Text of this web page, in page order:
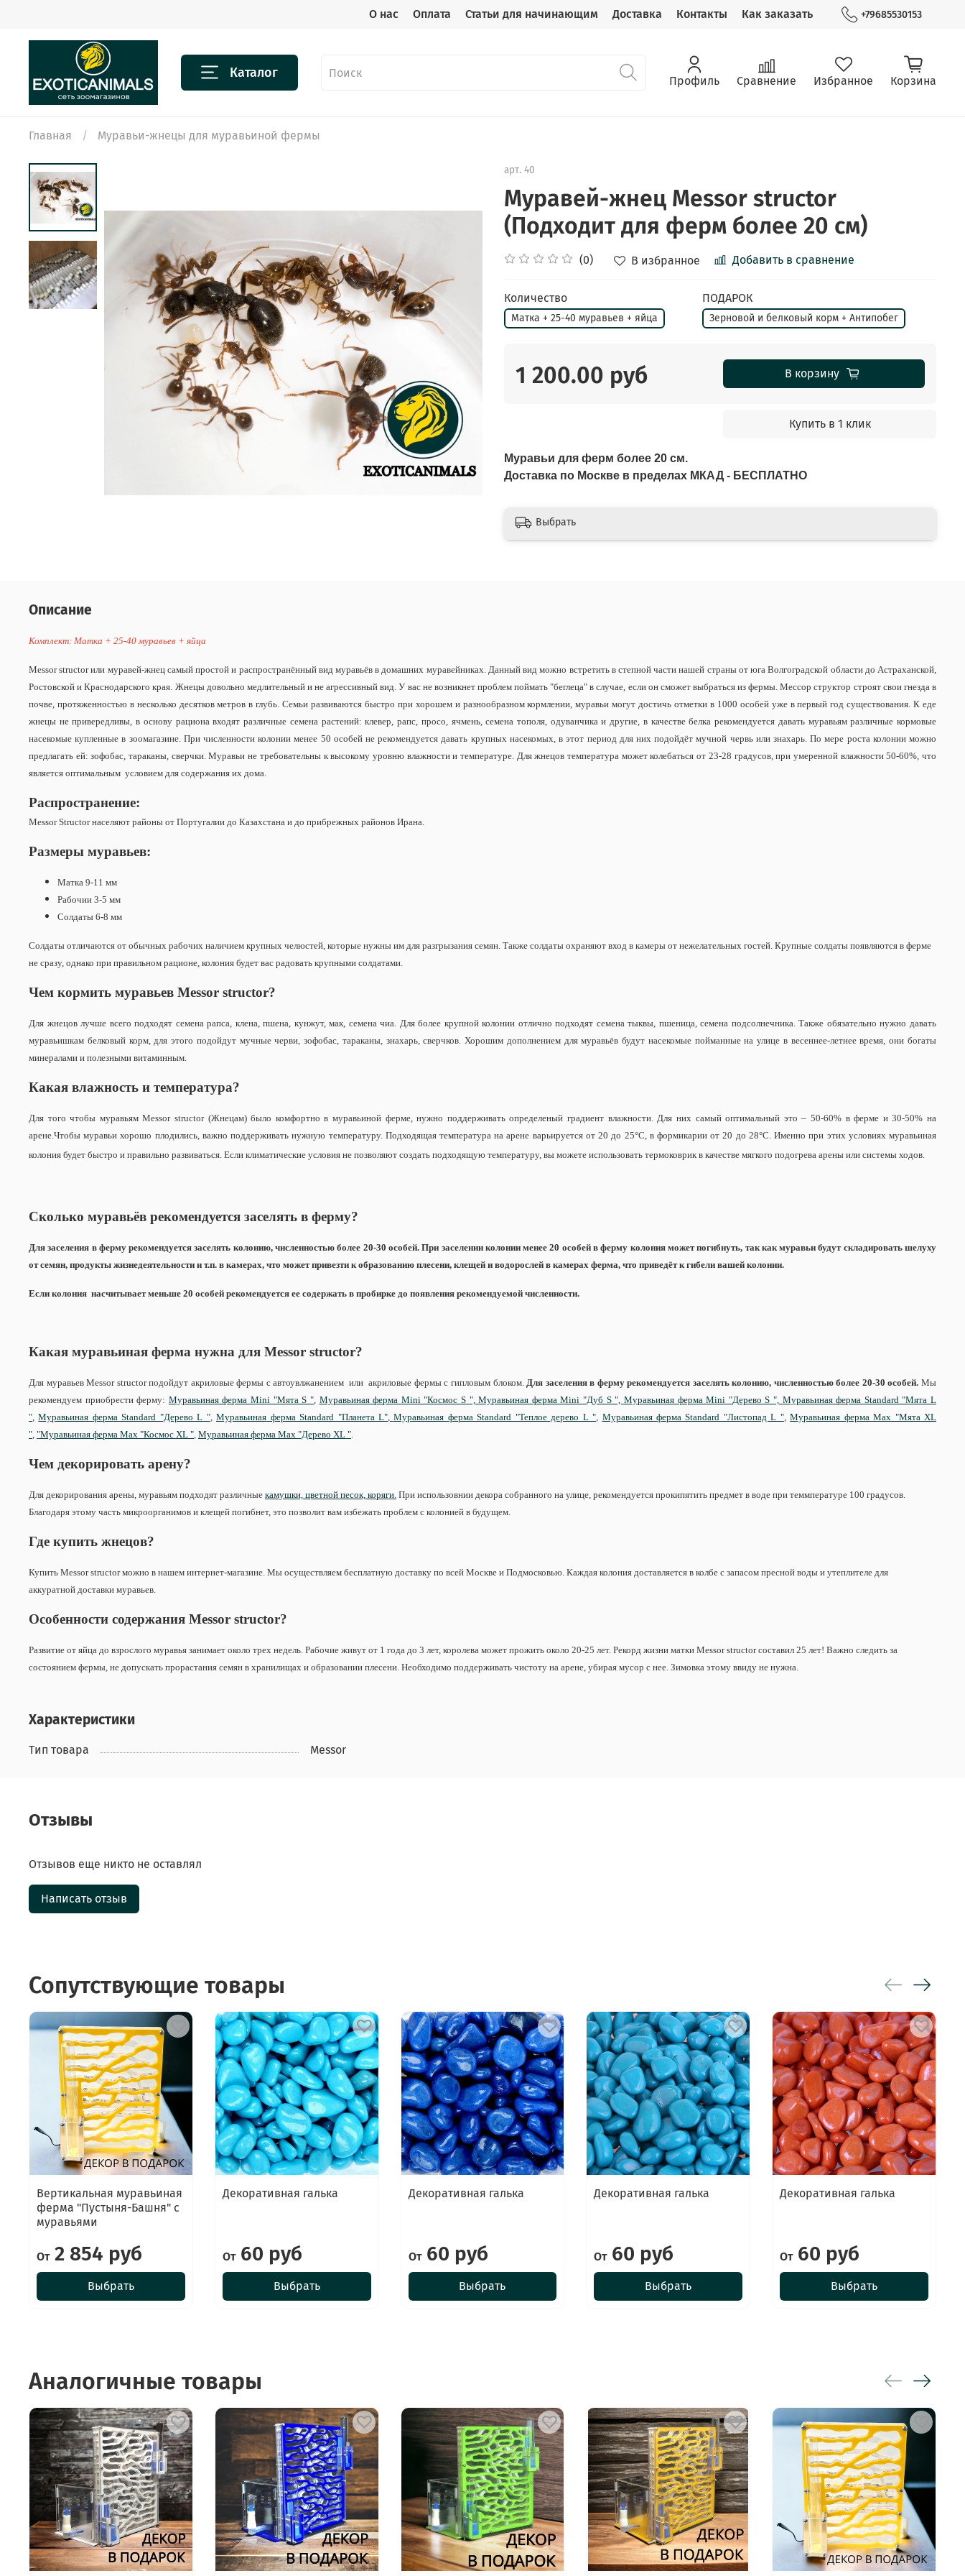
О нас Оплата Статьи для начинающим Доставка Контакты Как заказать +79685530153
Каталог Профиль Сравнение Избранное Корзина
Главная Муравьи-жнецы для муравьиной фермы
арт. 40
Муравей-жнец Messor structor
(Подходит для ферм более 20 см)
(0) В избранное Добавить в сравнение
Количество
Матка + 25-40 муравьев + яйца
ПОДАРОК
Зерновой и белковый корм + Антипобег
1 200.00 руб В корзину
Купить в 1 клик
Муравьи для ферм более 20 см.
Доставка по Москве в пределах МКАД - БЕСПЛАТНО
Выбрать
Описание
Комплект: Матка + 25-40 муравьев + яйца
Messor structor или муравей-жнец самый простой и распространённый вид муравьёв в домашних муравейниках. Данный вид можно встретить в степной части нашей страны от юга Волгоградской области до Астраханской,
Ростовской и Краснодарского края. Жнецы довольно медлительный и не агрессивный вид. У вас не возникнет проблем поймать "беглеца" в случае, если он сможет выбраться из фермы. Мессор структор строят свои гнезда в
почве, протяженностью в несколько десятков метров в глубь. Семьи развиваются быстро при хорошем и разнообразном кормлении, муравьи могут достичь отметки в 1000 особей уже в первый год существования. К еде
жнецы не привередливы, в основу рациона входят различные семена растений: клевер, рапс, просо, ячмень, семена тополя, одуванчика и другие, в качестве белка рекомендуется давать муравьям различные кормовые
насекомые купленные в зоомагазине. При численности колонии менее 50 особей не рекомендуется давать крупных насекомых, в этот период для них подойдёт мучной червь или знахарь. По мере роста колонии можно
предлагать ей: зофобас, тараканы, сверчки. Муравьи не требовательны к высокому уровню влажности и температуре. Для жнецов температура может колебаться от 23-28 градусов, при умеренной влажности 50-60%, что
является оптимальным условием для содержания их дома.
Распространение:
Messor Structor населяют районы от Португалии до Казахстана и до прибрежных районов Ирана.
Размеры муравьев:
Матка 9-11 мм
Рабочии 3-5 мм
Солдаты 6-8 мм
Солдаты отличаются от обычных рабочих наличием крупных челюстей, которые нужны им для разгрызания семян. Также солдаты охраняют вход в камеры от нежелательных гостей. Крупные солдаты появляются в ферме
не сразу, однако при правильном рационе, колония будет вас радовать крупными солдатами.
Чем кормить муравьев Messor structor?
Для жнецов лучше всего подходят семена рапса, клена, пшена, кунжут, мак, семена чиа. Для более крупной колонии отлично подходят семена тыквы, пшеница, семена подсолнечника. Также обязательно нужно давать
муравьишкам белковый корм, для этого подойдут мучные черви, зофобас, тараканы, знахарь, сверчков. Хорошим дополнением для муравьёв будут насекомые пойманные на улице в весеннее-летнее время, они богаты
минералами и полезными витаминным.
Какая влажность и температура?
Для того чтобы муравьям Messor structor (Жнецам) было комфортно в муравьиной ферме, нужно поддерживать определеный градиент влажности. Для них самый оптимальный это – 50-60% в ферме и 30-50% на
арене.Чтобы муравьи хорошо плодились, важно поддерживать нужную температуру. Подходящая температура на арене варьируется от 20 до 25°С, в формикарии от 20 до 28°С. Именно при этих условиях муравьиная
колония будет быстро и правильно развиваться. Если климатические условия не позволяют создать подходящую температуру, вы можете использовать термоковрик в качестве мягкого подогрева арены или системы ходов.
Сколько муравьёв рекомендуется заселять в ферму?
Для заселения в ферму рекомендуется заселять колонию, численностью более 20-30 особей.При заселении колонии менее 20 особей в ферму колония может погибнуть, так как муравьи будут складировать шелуху
от семян, продукты жизнедеятельности и т.п. в камерах, что может привезти к образованию плесени, клещей и водорослей в камерах ферма, что приведёт к гибели вашей колонии.
Если колония насчитывает меньше 20 особей рекомендуется ее содержать в пробирке до появления рекомендуемой численности.
Какая муравьиная ферма нужна для Messor structor?
Для муравьев Messor structor подойдут акриловые фермы с автоувлжанением или акриловые фермы с гипловым блоком. Для заселения в ферму рекомендуется заселять колонию, численностью более 20-30 особей. Мы
рекомендуем приобрести ферму: Муравьиная ферма Mini "Мята S ", Муравьиная ферма Mini "Космос S ",Муравьиная ферма Mini "Дуб S ", Муравьиная ферма Mini "Дерево S ", Муравьиная ферма Standard "Мята L
" ,Муравьиная ферма Standard "Дерево L ",Муравьиная ферма Standard "Планета L",Муравьиная ферма Standard "Теплое дерево L " Муравьиная ферма Standard "Листопад L ",Муравьиная ферма Max "Мята XL
" "Муравьиная ферма Max "Космос XL " Муравьиная ферма Max "Дерево XL "
Чем декорировать арену?
Для декорирования арены, муравьям подходят различные камушки, цветной песок, коряги. При использовнии декора собранного на улице, рекомендуется прокипятить предмет в воде при теммпературе 100 градусов.
Благодаря этому часть микроорганимов и клещей погибнет, это позволит вам избежать проблем с колонией в будущем.
Где купить жнецов?
Купить Messor structor можно в нашем интернет-магазине. Мы осуществляем бесплатную доставку по всей Москве и Подмосковью. Каждая колония доставляется в колбе с запасом пресной воды и утеплителе для
аккуратной доставки муравьев.
Особенности содержания Messor structor?
Развитие от яйца до взрослого муравья занимает около трех недель. Рабочие живут от 1 года до 3 лет, королева может прожить около 20-25 лет. Рекорд жизни матки Messor structor составил 25 лет! Важно следить за
состоянием фермы, не допускать прорастания семян в хранилищах и образовании плесени. Необходимо поддерживать чистоту на арене, убирая мусор с нее. Зимовка этому ввиду не нужна.
Характеристики
Тип товара Messor
Отзывы
Отзывов еще никто не оставлял
Написать отзыв
Сопутствующие товары
Вертикальная муравьиная
ферма "Пустыня-Башня" с
муравьями
От2 854 руб
Выбрать
Декоративная галька
От60 руб
Выбрать
Декоративная галька
От60 руб
Выбрать
Декоративная галька
От60 руб
Выбрать
Декоративная галька
От60 руб
Выбрать
Аналогичные товары